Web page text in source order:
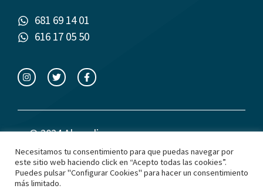
681 69 14 01
616 17 05 50
© 2024 Abogalis
Política de privacidad
Necesitamos tu consentimiento para que puedas navegar por
este sitio web haciendo click en “Acepto todas las cookies”.
Puedes pulsar "Configurar Cookies" para hacer un consentimiento
más limitado.